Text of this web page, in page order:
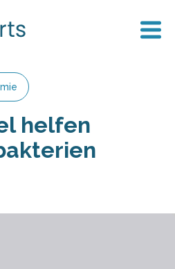
helfen